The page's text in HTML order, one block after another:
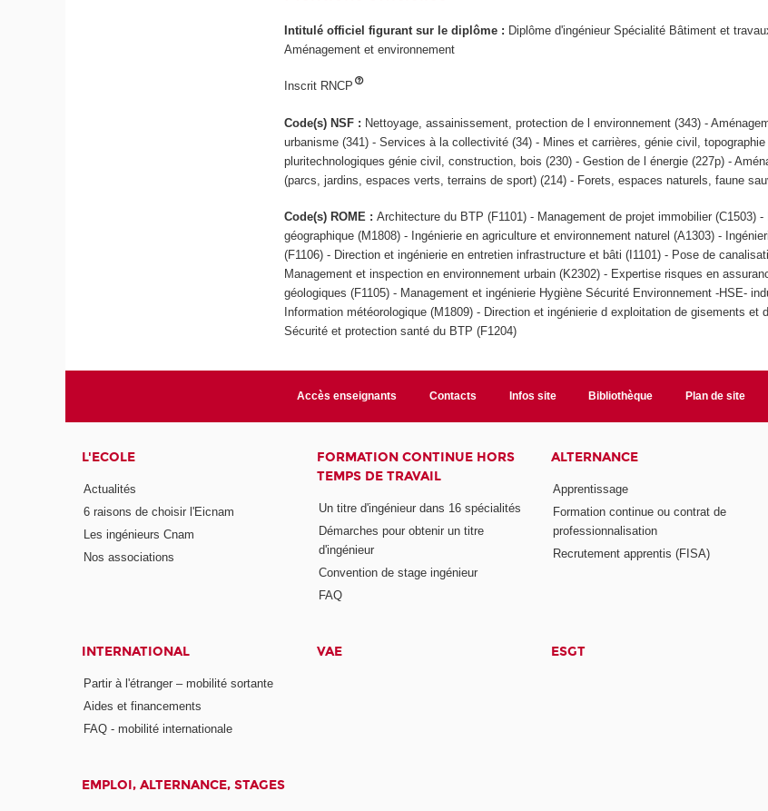
Intitulé officiel figurant sur le diplôme : Diplôme d'ingénieur Spécialité Bâtiment et
Aménagement et environnement
Inscrit RNCP
Code(s) NSF : Nettoyage, assainissement, protection de l environnement (343) -
urbanisme (341) - Services à la collectivité (34) - Mines et carrières, génie civil,
pluritechnologiques génie civil, construction, bois (230) - Gestion de l énergie (227p) -
(parcs, jardins, espaces verts, terrains de sport) (214) - Forets, espaces naturels, faune
Code(s) ROME :Architecture du BTP (F1101) - Management de projet immobilier (C1503) -
géographique (M1808) - Ingénierie en agriculture et environnement naturel (A1303) -
(F1106) - Direction et ingénierie en entretien infrastructure et bâti (I1101) - Pose de
Management et inspection en environnement urbain (K2302) - Expertise risques en
géologiques (F1105) - Management et ingénierie Hygiène Sécurité Environnement -HSE-
Information météorologique (M1809) - Direction et ingénierie d exploitation de gisements et
Sécurité et protection santé du BTP (F1204)
Accès enseignants Contacts Infos site Bibliothèque Plan de site
L'ECOLE
Actualités
6 raisons de choisir l'Eicnam
Les ingénieurs Cnam
Nos associations
FORMATION CONTINUE HORS
TEMPS DE TRAVAIL
Un titre d'ingénieur dans 16 spécialités
Démarches pour obtenir un titre
d'ingénieur
Convention de stage ingénieur
FAQ
ALTERNANCE
Apprentissage
Formation continue ou contrat de
professionnalisation
Recrutement apprentis (FISA)
INTERNATIONAL
Partir à l'étranger – mobilité sortante
Aides et financements
FAQ - mobilité internationale
VAE ESGT
EMPLOI, ALTERNANCE, STAGES